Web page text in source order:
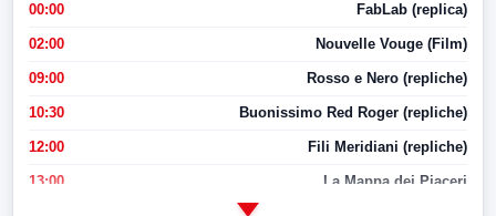
00:00 FabLab (replica)
02:00 Nouvelle Vouge (Film)
09:00 Rosso e Nero (repliche)
10:30 Buonissimo Red Roger (repliche)
12:00 Fili Meridiani (repliche)
13:00 La Mappa dei Piaceri